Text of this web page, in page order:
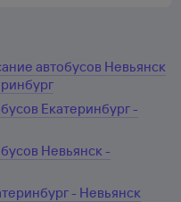
автобусов Невьянск
Екатеринбург -
Невьянск -
- Невьянск